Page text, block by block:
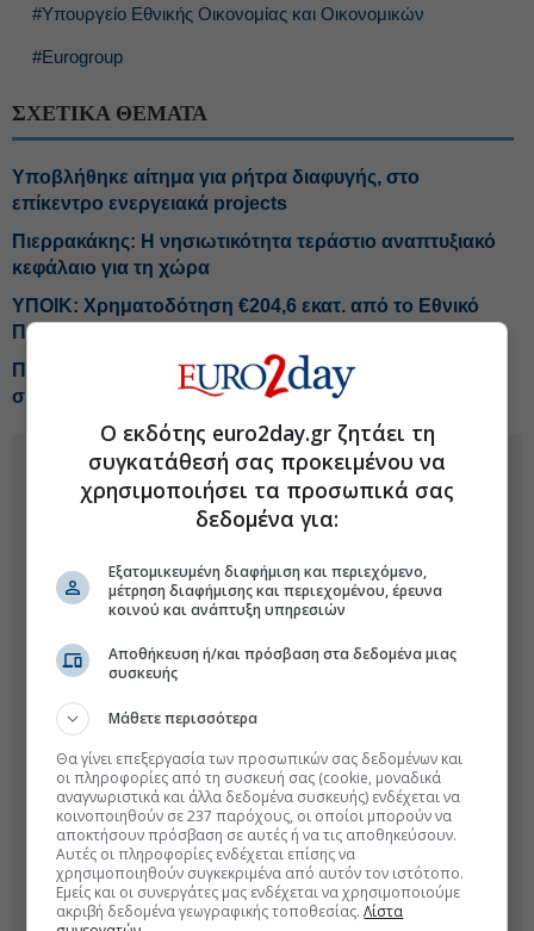
#Υπουργείο Εθνικής Οικονομίας και Οικονομικών
#Eurogroup
ΣΧΕΤΙΚΑ ΘΕΜΑΤΑ
Υποβλήθηκε αίτημα για ρήτρα διαφυγής, στο
επίκεντρο ενεργειακά projects
Πιερρακάκης: Η νησιωτικότητα τεράστιο αναπτυξιακό
κεφάλαιο για τη χώρα
ΥΠΟΙΚ: Χρηματοδότηση €204,6 εκατ. από το Εθνικό
Πρόγραμμα Ανάπτυξης για την ανάπλαση της ΔΕΘ
Πιερρακάκης: Τα έσοδα των χωρών από το φάσμα
συχνοτήτων να διοχετευτούν στα ταμεία της ΕΕ
Ο εκδότης euro2day.gr ζητάει τη
συγκατάθεσή σας προκειμένου να
χρησιμοποιήσει τα προσωπικά σας
δεδομένα για:
Εξατομικευμένη διαφήμιση και περιεχόμενο,
μέτρηση διαφήμισης και περιεχομένου, έρευνα
κοινού και ανάπτυξη υπηρεσιών
Αποθήκευση ή/και πρόσβαση στα δεδομένα μιας
συσκευής
Μάθετε περισσότερα
Θα γίνει επεξεργασία των προσωπικών σας δεδομένων και
οι πληροφορίες από τη συσκευή σας (cookie, μοναδικά
αναγνωριστικά και άλλα δεδομένα συσκευής) ενδέχεται να
κοινοποιηθούν σε 237 παρόχους, οι οποίοι μπορούν να
αποκτήσουν πρόσβαση σε αυτές ή να τις αποθηκεύσουν.
Αυτές οι πληροφορίες ενδέχεται επίσης να
χρησιμοποιηθούν συγκεκριμένα από αυτόν τον ιστότοπο.
Εμείς και οι συνεργάτες μας ενδέχεται να χρησιμοποιούμε
ακριβή δεδομένα γεωγραφικής τοποθεσίας.Λίστα